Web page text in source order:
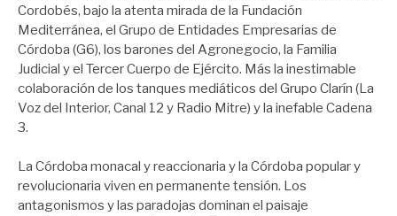
Cordobés, bajo la atenta mirada de la Fundación
Mediterránea, el Grupo de Entidades Empresarias de
Córdoba (G6), los barones del Agronegocio, la Familia
Judicial y el Tercer Cuerpo de Ejército. Más la inestimable
colaboración de los tanques mediáticos del Grupo Clarín (La
Voz del Interior, Canal 12 y Radio Mitre) y la inefable Cadena
3.
La Córdoba monacal y reaccionaria y la Córdoba popular y
revolucionaria viven en permanente tensión. Los
antagonismos y las paradojas dominan el paisaje